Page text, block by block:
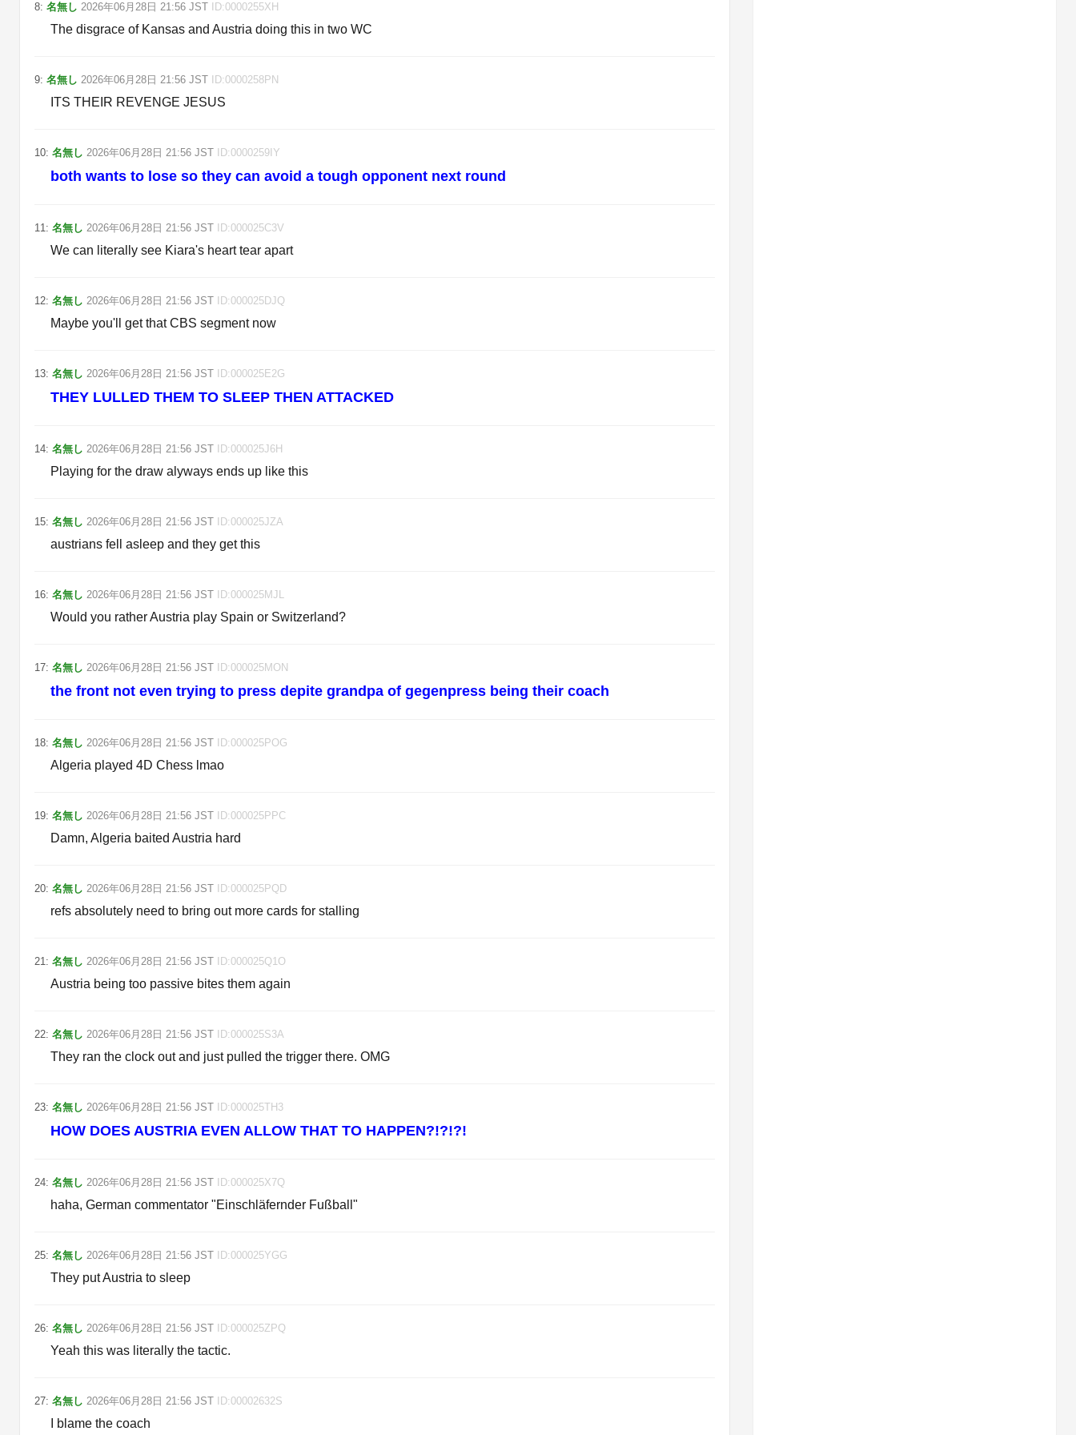
8: 名無し 2026年06月28日 21:56 JST ID:0000255XH
The disgrace of Kansas and Austria doing this in two WC
9: 名無し 2026年06月28日 21:56 JST ID:0000258PN
ITS THEIR REVENGE JESUS
10: 名無し 2026年06月28日 21:56 JST ID:0000259IY
both wants to lose so they can avoid a tough opponent next round
11: 名無し 2026年06月28日 21:56 JST ID:000025C3V
We can literally see Kiara's heart tear apart
12: 名無し 2026年06月28日 21:56 JST ID:000025DJQ
Maybe you'll get that CBS segment now
13: 名無し 2026年06月28日 21:56 JST ID:000025E2G
THEY LULLED THEM TO SLEEP THEN ATTACKED
14: 名無し 2026年06月28日 21:56 JST ID:000025J6H
Playing for the draw alyways ends up like this
15: 名無し 2026年06月28日 21:56 JST ID:000025JZA
austrians fell asleep and they get this
16: 名無し 2026年06月28日 21:56 JST ID:000025MJL
Would you rather Austria play Spain or Switzerland?
17: 名無し 2026年06月28日 21:56 JST ID:000025MON
the front not even trying to press depite grandpa of gegenpress being their coach
18: 名無し 2026年06月28日 21:56 JST ID:000025POG
Algeria played 4D Chess lmao
19: 名無し 2026年06月28日 21:56 JST ID:000025PPC
Damn, Algeria baited Austria hard
20: 名無し 2026年06月28日 21:56 JST ID:000025PQD
refs absolutely need to bring out more cards for stalling
21: 名無し 2026年06月28日 21:56 JST ID:000025Q1O
Austria being too passive bites them again
22: 名無し 2026年06月28日 21:56 JST ID:000025S3A
They ran the clock out and just pulled the trigger there. OMG
23: 名無し 2026年06月28日 21:56 JST ID:000025TH3
HOW DOES AUSTRIA EVEN ALLOW THAT TO HAPPEN?!?!?!
24: 名無し 2026年06月28日 21:56 JST ID:000025X7Q
haha, German commentator "Einschläfernder Fußball"
25: 名無し 2026年06月28日 21:56 JST ID:000025YGG
They put Austria to sleep
26: 名無し 2026年06月28日 21:56 JST ID:000025ZPQ
Yeah this was literally the tactic.
27: 名無し 2026年06月28日 21:56 JST ID:00002632S
I blame the coach